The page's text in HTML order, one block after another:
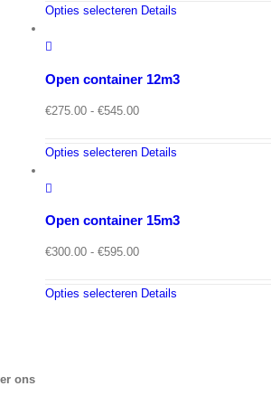
tot
Opties selecteren Details
Open container 12m3
€275.00 - €545.00Prijsklasse:
tot
Opties selecteren Details
Open container 15m3
€300.00 - €595.00Prijsklasse:
tot
Opties selecteren Details
ons